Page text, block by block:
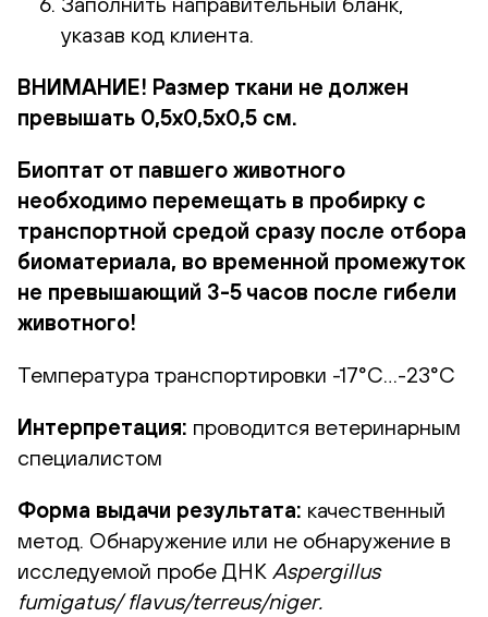
указав код клиента.
ВНИМАНИЕ! Размер ткани не должен
превышать 0,5х0,5х0,5 см.
Биоптат от павшего животного
необходимо перемещать в пробирку с
транспортной средой сразу после отбора
биоматериала, во временной промежуток
не превышающий 3-5 часов после гибели
животного!
Температура транспортировки -17°С…-23°С
Интерпретация: проводится ветеринарным
специалистом
Форма выдачи результата: качественный
метод. Обнаружение или не обнаружение в
исследуемой пробе ДНК Aspergillus
fumigatus/flavus/terreus/niger.